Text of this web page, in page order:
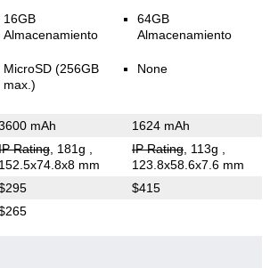
16GB
Almacenamiento
MicroSD (256GB
max.)
64GB
Almacenamiento
None
mAh 1624 mAh
Rating, 181g
152.5x74.8x8 mm
IP Rating, 113g
123.8x58.6x7.6 mm
$415